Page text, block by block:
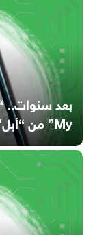
My” من “أبل”